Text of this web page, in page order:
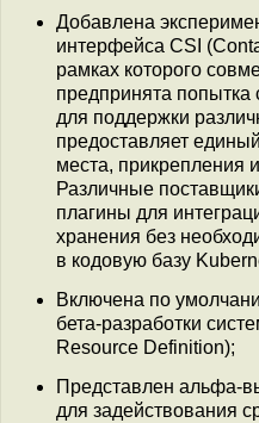
Добавлена
интерфейса CSI
рамках которого
предпринята попытка
для поддержки
предоставляет
места, прикрепления
Различные
плагины для
хранения без
в кодовую базу
Включена по
бета-разработки
Resource Definition);
Представлен альфа-
для задействования